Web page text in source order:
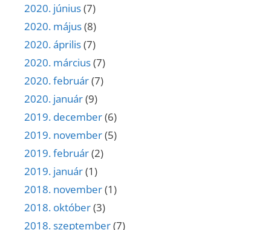
2020. június(7)
2020. május(8)
2020. április(7)
2020. március(7)
2020. február(7)
2020. január(9)
2019. december(6)
2019. november(5)
2019. február(2)
2019. január(1)
2018. november(1)
2018. október(3)
2018. szeptember(7)